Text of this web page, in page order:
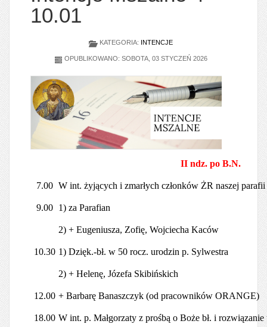
10.01
KATEGORIA: INTENCJE
OPUBLIKOWANO: SOBOTA, 03 STYCZEŃ 2026
II ndz. po B.N.
7.00 W int. żyjących i zmarłych członków ŻR naszej parafii
9.00 1) za Parafian
2) + Eugeniusza, Zofię, Wojciecha Kaców
10.30 1) Dzięk.-bł. w 50 rocz. urodzin p. Sylwestra
2) + Helenę, Józefa Skibińskich
12.00 + Barbarę Banaszczyk (od pracowników ORANGE)
18.00 W int. p. Małgorzaty z prośbą o Boże bł. i